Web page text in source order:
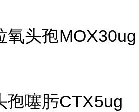
氧头孢MOX30ug
孢噻肟CTX5ug